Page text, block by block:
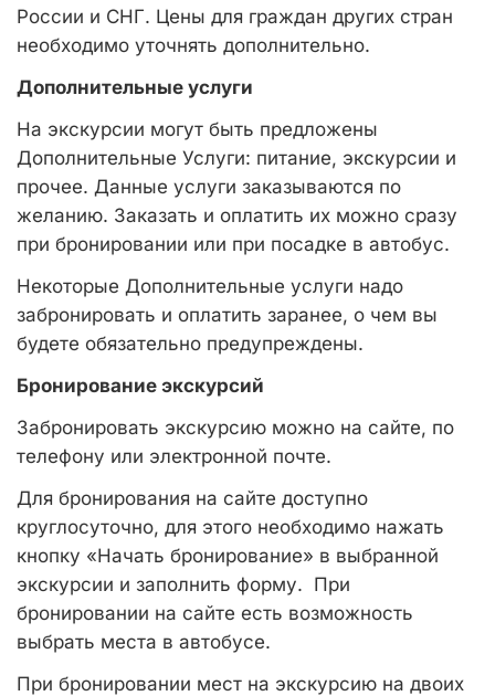
России и СНГ. Цены для граждан других стран
необходимо уточнять дополнительно.
Дополнительные услуги
На экскурсии могут быть предложены
Дополнительные Услуги: питание, экскурсии и
прочее. Данные услуги заказываются по
желанию. Заказать и оплатить их можно сразу
при бронировании или при посадке в автобус.
Некоторые Дополнительные услуги надо
забронировать и оплатить заранее, о чем вы
будете обязательно предупреждены.
Бронирование экскурсий
Забронировать экскурсию можно на сайте, по
телефону или электронной почте.
Для бронирования на сайте доступно
круглосуточно, для этого необходимо нажать
кнопку «Начать бронирование» в выбранной
экскурсии и заполнить форму. При
бронировании на сайте есть возможность
выбрать места в автобусе.
При бронировании мест на экскурсию на двоих